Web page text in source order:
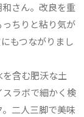
さん。改良を重
ちりと粘り気が
もつながりまし
含む肥沃な土
ラボで細かく検
二人三脚で美味